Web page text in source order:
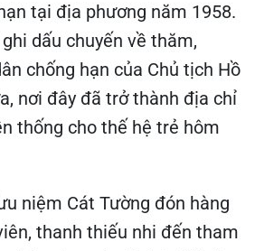
tại địa phương năm 1958.
dấu chuyến về thăm,
chống hạn của Chủ tịch Hồ
nơi đây đã trở thành địa chỉ
thống cho thế hệ trẻ hôm
niệm Cát Tường đón hàng
thanh thiếu nhi đến tham